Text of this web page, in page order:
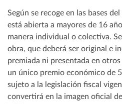
Según se recoge en las bases
está abierta a mayores de 16
manera individual o colectiva.
obra, que deberá ser original e
premiada ni presentada en
un único premio económico de
sujeto a la legislación fiscal
convertirá en la imagen oficial